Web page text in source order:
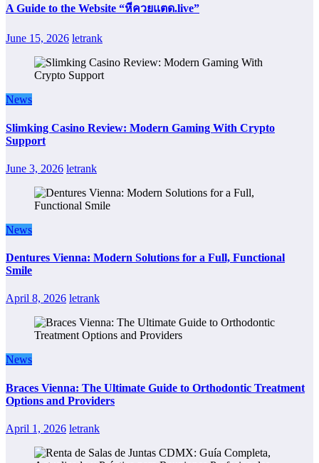
A Guide to the Website “หีควยแตด.live”
June 15, 2026 letrank
News
Slimking Casino Review: Modern Gaming With Crypto
Support
June 3, 2026 letrank
News
Dentures Vienna: Modern Solutions for a Full, Functional
Smile
April 8, 2026 letrank
News
Braces Vienna: The Ultimate Guide to Orthodontic Treatment
Options and Providers
April 1, 2026 letrank